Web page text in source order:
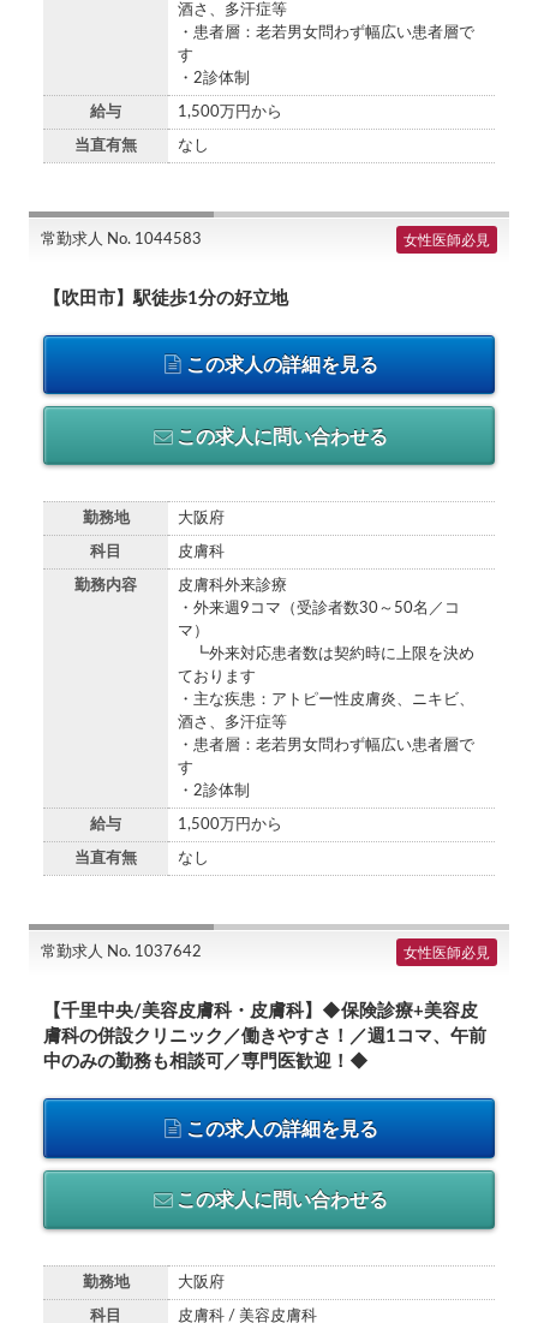
酒さ、多汗症等
・患者層：老若男女問わず幅広い患者層で
す
・2診体制
給与 1,500万円から
当直有無 なし
常勤求人 No. 1044583 女性医師必見
【吹田市】駅徒歩1分の好立地
この求人の詳細を見る
この求人に問い合わせる
勤務地 大阪府
科目 皮膚科
勤務内容
皮膚科外来診療
・外来週9コマ（受診者数30～50名／コ
マ）
┗外来対応患者数は契約時に上限を決め
ております
・主な疾患：アトピー性皮膚炎、ニキビ、
酒さ、多汗症等
・患者層：老若男女問わず幅広い患者層で
す
・2診体制
給与 1,500万円から
当直有無 なし
常勤求人 No. 1037642 女性医師必見
【千里中央/美容皮膚科・皮膚科】◆保険診療+美容皮
膚科の併設クリニック／働きやすさ！／週1コマ、午前
中のみの勤務も相談可／専門医歓迎！◆
この求人の詳細を見る
この求人に問い合わせる
勤務地 大阪府
科目 皮膚科 / 美容皮膚科